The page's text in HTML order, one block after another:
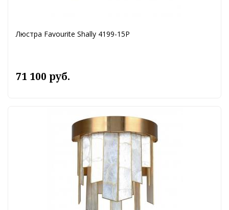
Люстра Favourite Shally 4199-15P
71 100 руб.